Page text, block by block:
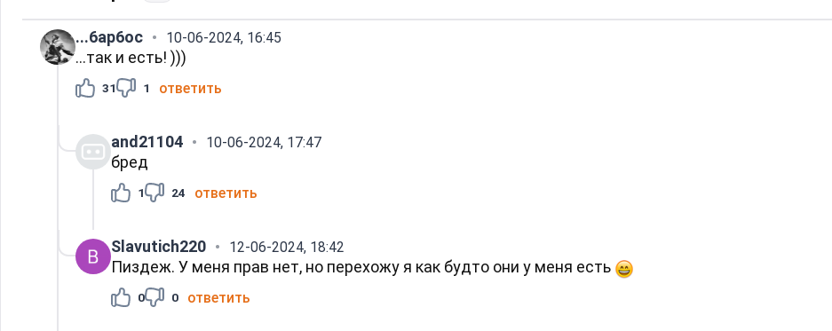
...6ap6oc 10-06-2024, 16:45
...так и есть! )))
31 1 ответить
and21104 10-06-2024, 17:47
бред
1 24 ответить
Slavutich220 12-06-2024, 18:42
Пиздеж. У меня прав нет, но перехожу я как будто они у меня есть
0 0 ответить